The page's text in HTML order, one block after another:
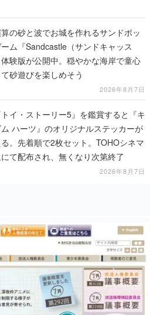
の砂と波でお城を作れるサンドボッ
ム『Sandcastle（サンドキャッス
験版が公開中。穏やかな海岸で童心
砂遊びを楽しめそう
2026年8月7日
イ・ストーリー5』を鑑賞すると『キ
ハーツ』のオリジナルステッカーが
。先着順で2枚セット。TOHOシネマ
て配布され、無くなり次第終了
2026年8月7日